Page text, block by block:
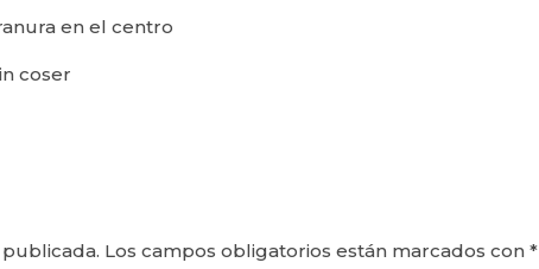
en el centro
coser
Los campos obligatorios están marcados con*